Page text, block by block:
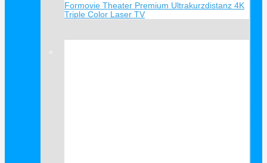
Formovie Theater Premium Ultrakurzdistanz 4K
Triple Color Laser TV